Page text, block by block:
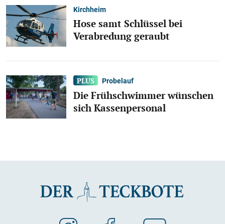
Kirchheim
Hose samt Schlüssel bei
Verabredung geraubt
Probelauf
Die Frühschwimmer wünschen
sich Kassenpersonal